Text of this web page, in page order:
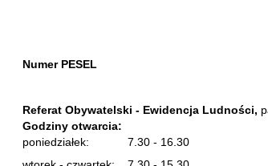
Numer PESEL
Referat Obywatelski - Ewidencja Ludności,
Godziny otwarcia:
poniedziałek: 7.30 - 16.30